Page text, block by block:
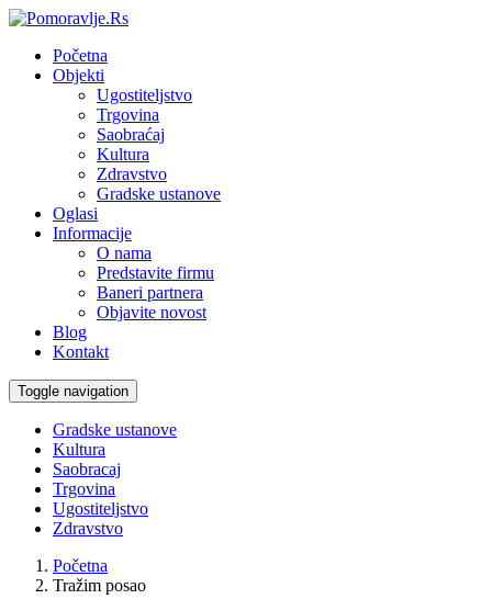
Početna
Objekti
Ugostiteljstvo
Trgovina
Saobraćaj
Kultura
Zdravstvo
Gradske ustanove
Oglasi
Informacije
O nama
Predstavite firmu
Baneri partnera
Objavite novost
Blog
Kontakt
Toggle navigation
Gradske ustanove
Kultura
Saobracaj
Trgovina
Ugostiteljstvo
Zdravstvo
Početna
Tražim posao